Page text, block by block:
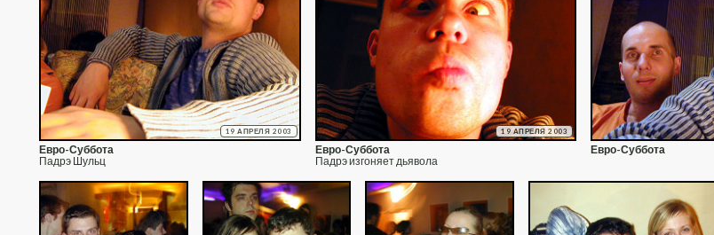
19 АПРЕЛЯ 2003
Евро-Суббота
Падрэ Шульц
19 АПРЕЛЯ 2003
Евро-Суббота
Падрэ изгоняет дьявола
Евро-Суббота